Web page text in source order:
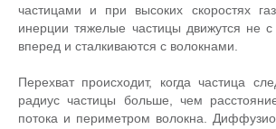
частицами и при высоких скоростях
инерции тяжелые частицы движутся не
вперед и сталкиваются с волокнами.
Перехват происходит, когда частица
радиус частицы больше, чем
потока и периметром волокна.